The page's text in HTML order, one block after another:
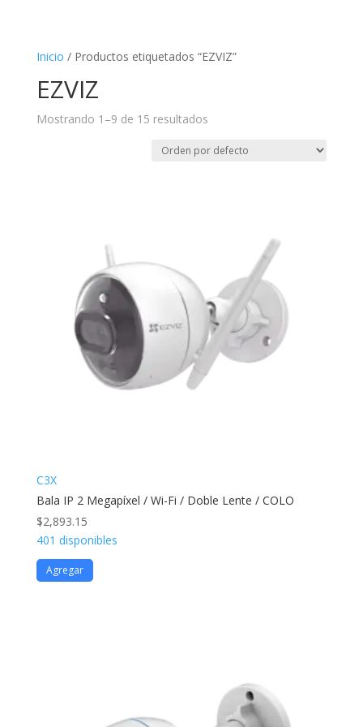
Inicio / Productos etiquetados “EZVIZ”
EZVIZ
Mostrando 1–9 de 15 resultados
C3X
Bala IP 2 Megapíxel / Wi-Fi / Doble Lente / COLO
$2,893.15
401 disponibles
Agregar